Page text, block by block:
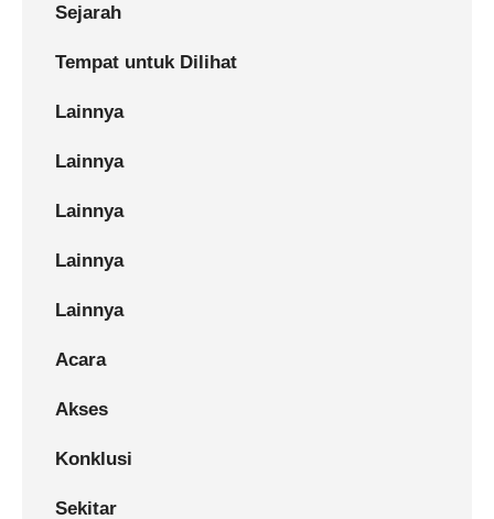
Sejarah
Tempat untuk Dilihat
Lainnya
Lainnya
Lainnya
Lainnya
Lainnya
Acara
Akses
Konklusi
Sekitar